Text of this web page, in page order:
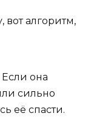
алгоритм,
Если она
сильно
её спасти.